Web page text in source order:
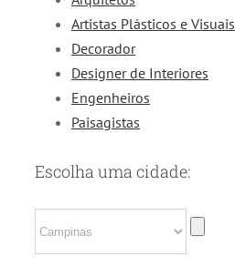
Artistas Plásticos e Visuais
Decorador
Designer de Interiores
Engenheiros
Paisagistas
Escolha uma cidade: